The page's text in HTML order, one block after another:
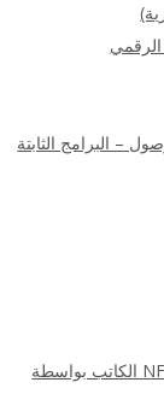
– البرامج الثابتة
جدول مقارنة الأجهزة – قارن قارئ NFC RFID الكاتب بواسطة